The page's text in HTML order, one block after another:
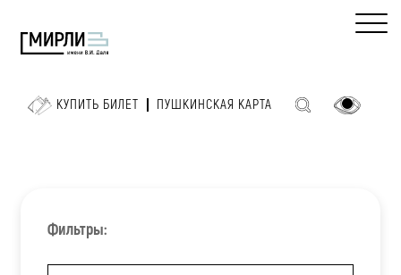
КУПИТЬ БИЛЕТ ПУШКИНСКАЯ КАРТА
Фильтры: